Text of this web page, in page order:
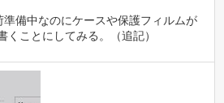
備中なのにケースや保護フィルムが
くことにしてみる。（追記）